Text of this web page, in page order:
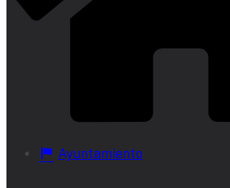
Ayuntamiento